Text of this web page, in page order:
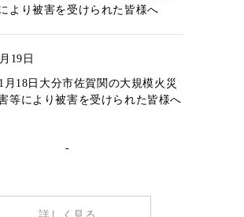
より被害を受けられた皆様へ
19日
月18日大分市佐賀関の大規模火災
等により被害を受けられた皆様へ
-